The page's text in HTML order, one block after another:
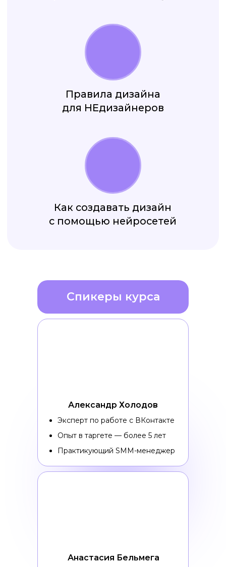
Александр Холодов
Эксперт по работе с ВКонтакте
Опыт в таргете — более 5 лет
Практикующий SMM-менеджер
Анастасия Бельмега
Спикеры курса